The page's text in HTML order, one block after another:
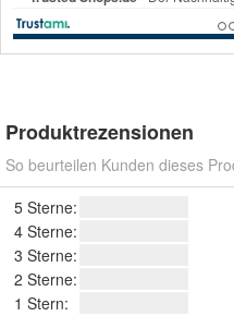
Produktrezensionen
So beurteilen Kunden dieses
5 Sterne:
4 Sterne:
3 Sterne:
2 Sterne:
1 Stern: